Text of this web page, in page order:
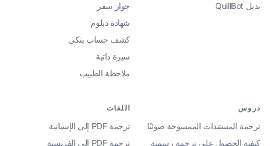
بديل QuillBot
جواز سفر
شهادة دبلوم
كشف حساب بنكى
سيرة ذاتية
ملاحظة الطبيب
دروس
ترجمة المستندات الممسوحة ضوئيًا
كيفية الحصول على ترجمة رسمية
اللغات
ترجمة PDF إلى الإسبانية
ترجمة PDF إلى الفرنسية